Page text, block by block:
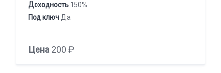
Доходность 150%
Под ключ Да
Цена 200 ₽